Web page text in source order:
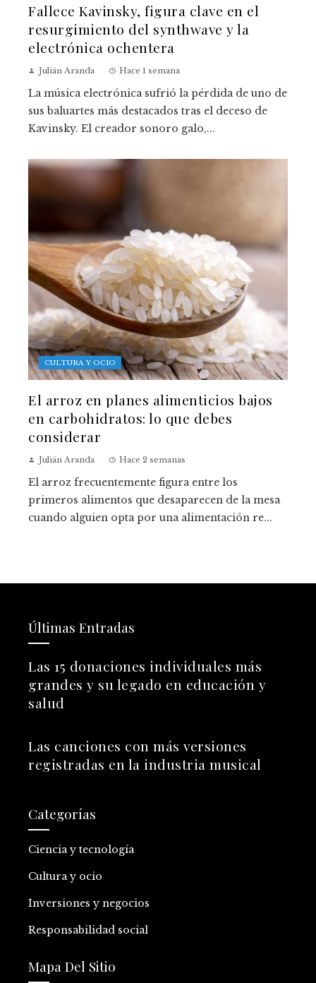
Fallece Kavinsky, figura clave en el
resurgimiento del synthwave y la
electrónica ochentera
Julián Aranda Hace 1 semana
La música electrónica sufrió la pérdida de uno de
sus baluartes más destacados tras el deceso de
Kavinsky. El creador sonoro galo,...
CULTURA Y OCIO
El arroz en planes alimenticios bajos
en carbohidratos: lo que debes
considerar
Julián Aranda Hace 2 semanas
El arroz frecuentemente figura entre los
primeros alimentos que desaparecen de la mesa
cuando alguien opta por una alimentación re...
Últimas Entradas
Las 15 donaciones individuales más
grandes y su legado en educación y
salud
Las canciones con más versiones
registradas en la industria musical
Categorías
Ciencia y tecnología
Cultura y ocio
Inversiones y negocios
Responsabilidad social
Mapa Del Sitio